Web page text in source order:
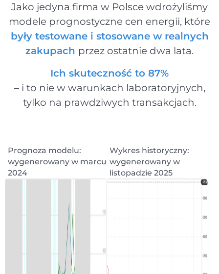
Jako jedyna firma w Polsce wdrożyliśmy
modele prognostyczne cen energii, które
były testowane i stosowane w realnych
zakupach przez ostatnie dwa lata.
Ich skuteczność to 87%
– i to nie w warunkach laboratoryjnych,
tylko na prawdziwych transakcjach.
Prognoza modelu:
wygenerowany w marcu
2024
Wykres historyczny:
wygenerowany w
listopadzie 2025